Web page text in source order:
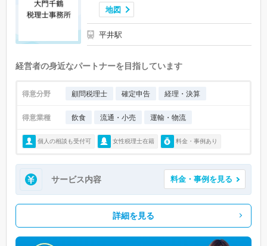
地図
平井駅
経営者の身近なパートナーを目指しています
得意分野 顧問税理士 確定申告 経理・決算
得意業種 飲食 流通・小売 運輸・物流
個人の相談も受付可 女性税理士在籍 料金・事例あり
サービス内容 料金・事例を見る
詳細を見る